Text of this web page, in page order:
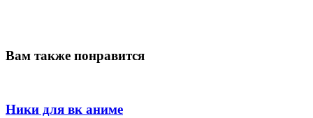
Вам также понравится
Ники для вк аниме